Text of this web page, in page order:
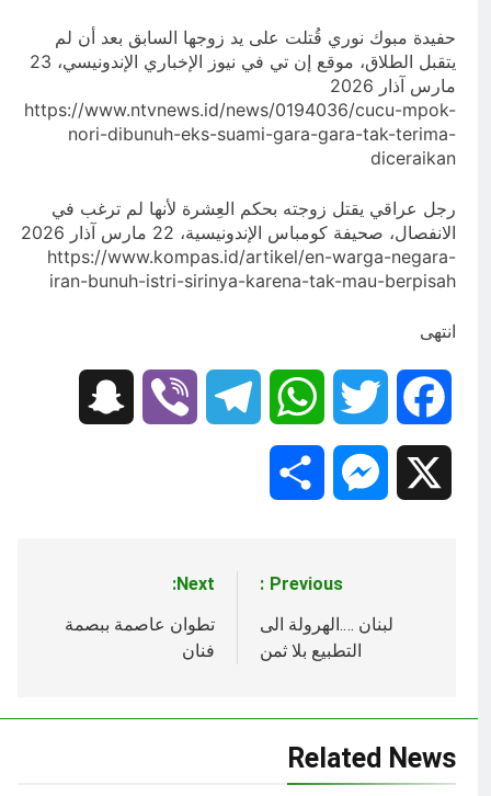
حفيدة مبوك نوري قُتلت على يد زوجها السابق بعد أن لم
يتقبل الطلاق، موقع إن تي في نيوز الإخباري الإندونيسي، 23
مارس آذار 2026
https://www.ntvnews.id/news/0194036/cucu-mpok-
nori-dibunuh-eks-suami-gara-gara-tak-terima-
diceraikan
رجل عراقي يقتل زوجته بحكم العِشرة لأنها لم ترغب في
الانفصال، صحيفة كومباس الإندونيسية، 22 مارس آذار 2026
https://www.kompas.id/artikel/en-warga-negara-
iran-bunuh-istri-sirinya-karena-tak-mau-berpisah
انتهى
Facebook
Twitter
WhatsApp
Telegram
Viber
Messenger
المقالات
Previous:
لبنان ….الهرولة الى
التطبيع بلا ثمن
Next:
تطوان عاصمة ببصمة
فنان
Related News